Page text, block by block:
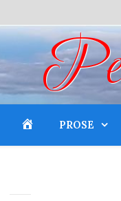
PROSE